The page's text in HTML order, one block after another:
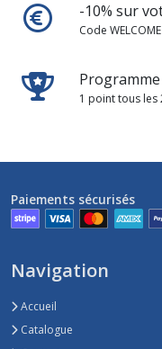
-10% sur
Code WELCOME
1 point tous les
Paiements sécurisés
Navigation
Accueil
Catalogue